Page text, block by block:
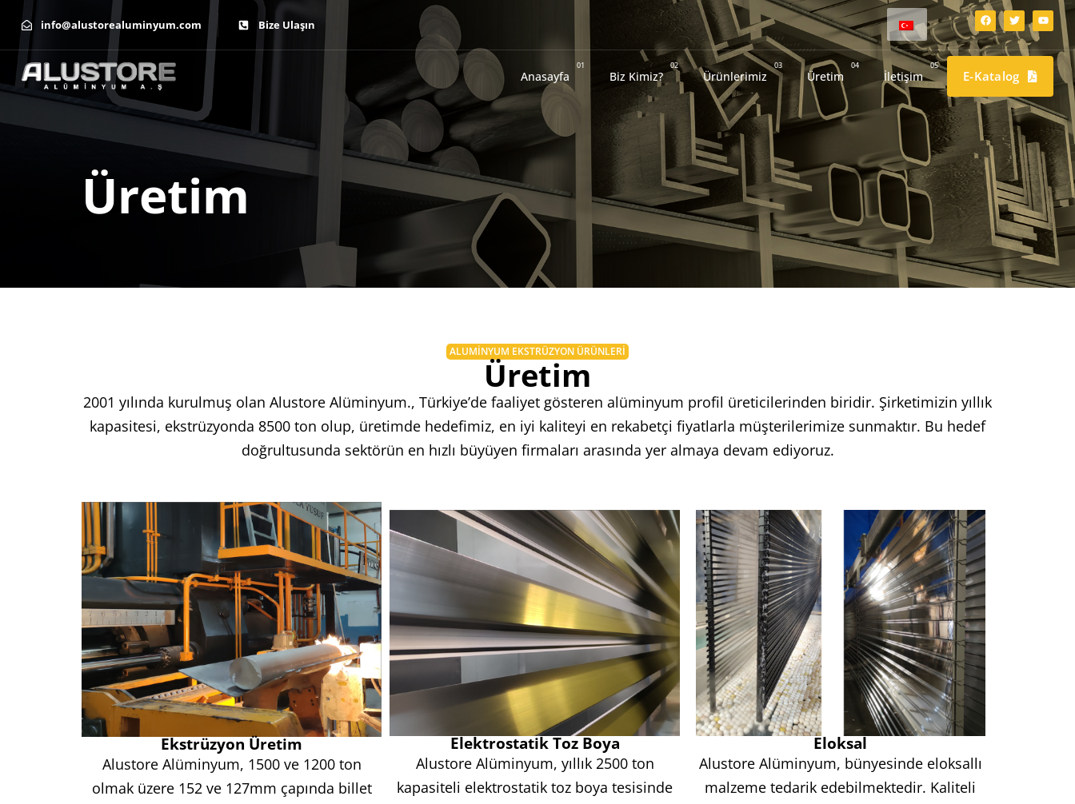
info@alustorealuminyum.com Bize Ulaşın
Anasayfa
01
Biz Kimiz?
02
Ürünlerimiz
03
Üretim
04
İletişim
05
E-Katalog
Üretim
ALUMİNYUM EKSTRÜZYON ÜRÜNLERİ
Üretim
2001 yılında kurulmuş olan Alustore Alüminyum., Türkiye’de faaliyet gösteren alüminyum profil üreticilerinden biridir. Şirketimizin yıllık
kapasitesi, ekstrüzyonda 8500 ton olup, üretimde hedefimiz, en iyi kaliteyi en rekabetçi fiyatlarla müşterilerimize sunmaktır. Bu hedef
doğrultusunda sektörün en hızlı büyüyen firmaları arasında yer almaya devam ediyoruz.
Ekstrüzyon Üretim
Alustore Alüminyum, 1500 ve 1200 ton
olmak üzere 152 ve 127mm çapında billet
Elektrostatik Toz Boya
Alustore Alüminyum, yıllık 2500 ton
kapasiteli elektrostatik toz boya tesisinde
Eloksal
Alustore Alüminyum, bünyesinde eloksallı
malzeme tedarik edebilmektedir. Kaliteli